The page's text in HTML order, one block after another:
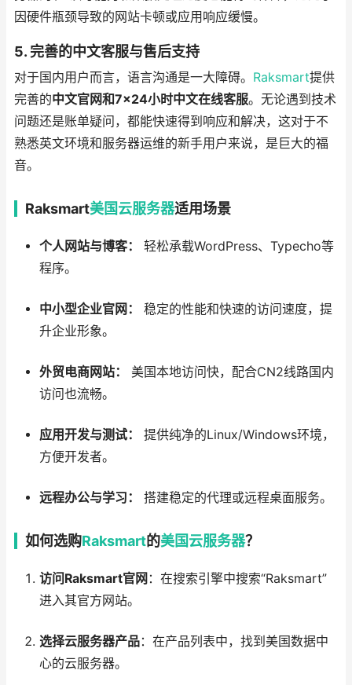
因硬件瓶颈导致的网站卡顿或应用响应缓慢。
5. 完善的中文客服与售后支持
对于国内用户而言，语言沟通是一大障碍。 Raksmart提供
完善的中文官网和7×24小时中文在线客服。无论遇到技术
问题还是账单疑问，都能快速得到响应和解决，这对于不
熟悉英文环境和服务器运维的新手用户来说，是巨大的福
音。
Raksmart美国云服务器适用场景
个人网站与博客：
轻松承载WordPress、Typecho等
程序。
中小型企业官网：
稳定的性能和快速的访问速度，提
升企业形象。
外贸电商网站：
美国本地访问快，配合CN2线路国内
访问也流畅。
应用开发与测试：
提供纯净的Linux/Windows环境，
方便开发者。
远程办公与学习： 搭建稳定的代理或远程桌面服务。
如何选购Raksmart的美国云服务器？
访问Raksmart官网 ：在搜索引擎中搜索“Raksmart”
进入其官方网站。
选择云服务器产品：在产品列表中，找到美国数据中
心的云服务器。